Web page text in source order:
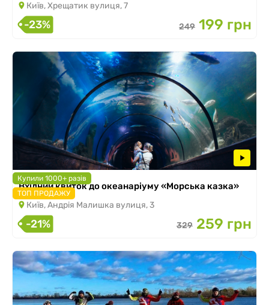
Київ, Хрещатик вулиця, 7
-23% 249 199 грн
Купили 1000+ разів
ТОП ПРОДАЖУ
Вхідний квиток до океанаріуму «Морська казка»
Київ, Андрія Малишка вулиця, 3
-21% 329 259 грн